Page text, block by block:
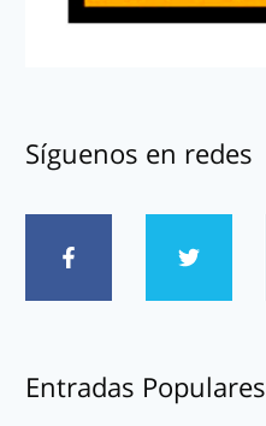
Síguenos en redes
Entradas Populares